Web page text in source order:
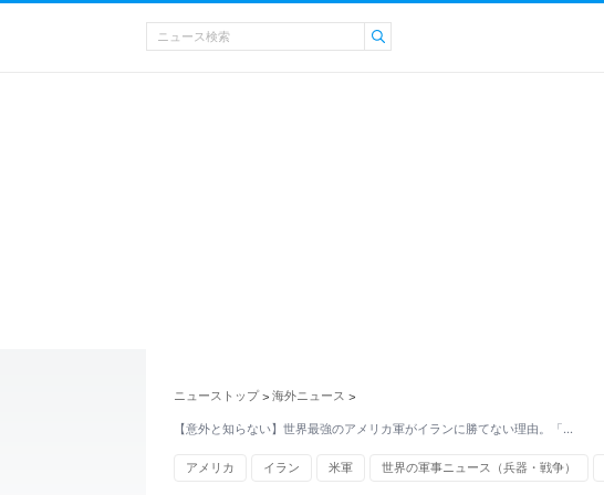
ニューストップ > 海外ニュース >
【意外と知らない】世界最強のアメリカ軍がイランに勝てない理由。「…
アメリカ イラン 米軍 世界の軍事ニュース（兵器・戦争）